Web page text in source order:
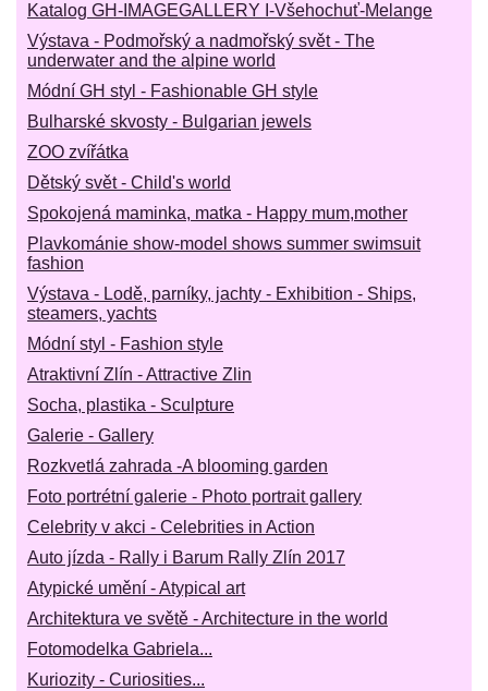
Katalog GH-IMAGEGALLERY I-Všehochuť-Melange
Výstava - Podmořský a nadmořský svět - The
underwater and the alpine world
Módní GH styl - Fashionable GH style
Bulharské skvosty - Bulgarian jewels
ZOO zvířátka
Dětský svět - Child's world
Spokojená maminka, matka - Happy mum,mother
Plavkománie show-model shows summer swimsuit
fashion
Výstava - Lodě, parníky, jachty - Exhibition - Ships,
steamers, yachts
Módní styl - Fashion style
Atraktivní Zlín - Attractive Zlin
Socha, plastika - Sculpture
Galerie - Gallery
Rozkvetlá zahrada -A blooming garden
Foto portrétní galerie - Photo portrait gallery
Celebrity v akci - Celebrities in Action
Auto jízda - Rally i Barum Rally Zlín 2017
Atypické umění - Atypical art
Architektura ve světě - Architecture in the world
Fotomodelka Gabriela...
Kuriozity - Curiosities...